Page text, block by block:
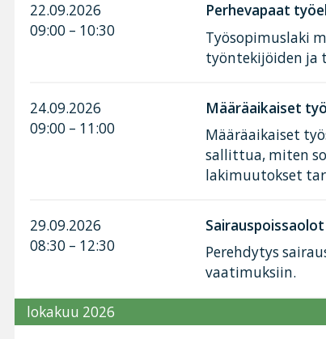
22.09.2026
09:00 – 10:30
Perhevapaat
Työsopimuslaki
työntekijöiden ja
24.09.2026
09:00 – 11:00
Määräaikaiset
Määräaikaiset
sallittua, miten
lakimuutokset
29.09.2026
08:30 – 12:30
Perehdytys
vaatimuksiin.
lokakuu 2026